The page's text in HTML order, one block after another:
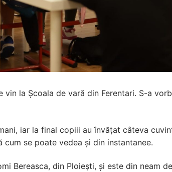
la Școala de vară din Ferentari. S-a
iar la final copiii au învățat câteva
se poate vedea și din instantanee.
Bereasca, din Ploiești, și este din neam